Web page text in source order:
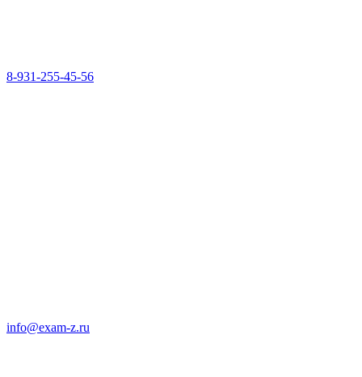
8-931-255-45-56
info@exam-z.ru